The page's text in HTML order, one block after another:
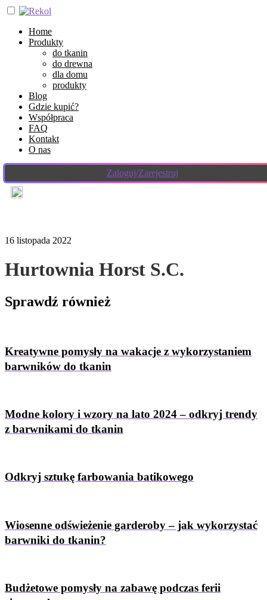
Home
Produkty
do tkanin
do drewna
dla domu
produkty
Blog
Gdzie kupić?
Współpraca
FAQ
Kontakt
O nas
Zaloguj/Zarejestruj
16 listopada 2022
Hurtownia Horst S.C.
Sprawdź również
Kreatywne pomysły na wakacje z wykorzystaniem
barwników do tkanin
Modne kolory i wzory na lato 2024 – odkryj trendy
z barwnikami do tkanin
Odkryj sztukę farbowania batikowego
Wiosenne odświeżenie garderoby – jak wykorzystać
barwniki do tkanin?
Budżetowe pomysły na zabawę podczas ferii